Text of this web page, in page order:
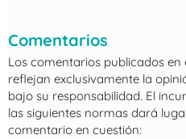
Comentarios
Los comentarios publicados
reflejan exclusivamente la
bajo su responsabilidad. El
las siguientes normas dará
comentario en cuestión: